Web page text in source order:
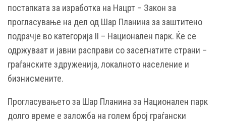
постапката за изработка на Нацрт – Закон за
прогласување на дел од Шар Планина за заштитено
подрачје во категорија II – Национален парк. Ќе се
одржуваат и јавни расправи со засегнатите страни –
граѓанските здруженија, локалното население и
бизнисмените.
Прогласувањето за Шар Планина за Национален парк
долго време е заложба на голем број граѓански